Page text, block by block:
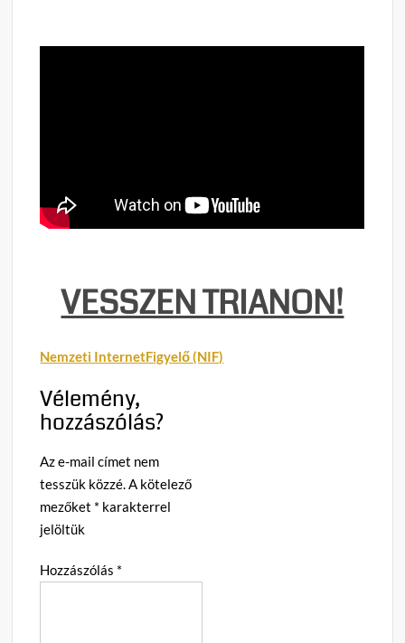
VESSZEN TRIANON!
Nemzeti InternetFigyelő (NIF)
Vélemény,
hozzászólás?
Az e-mail címet nem
tesszük közzé.A kötelező
mezőket * karakterrel
jelöltük
Hozzászólás *